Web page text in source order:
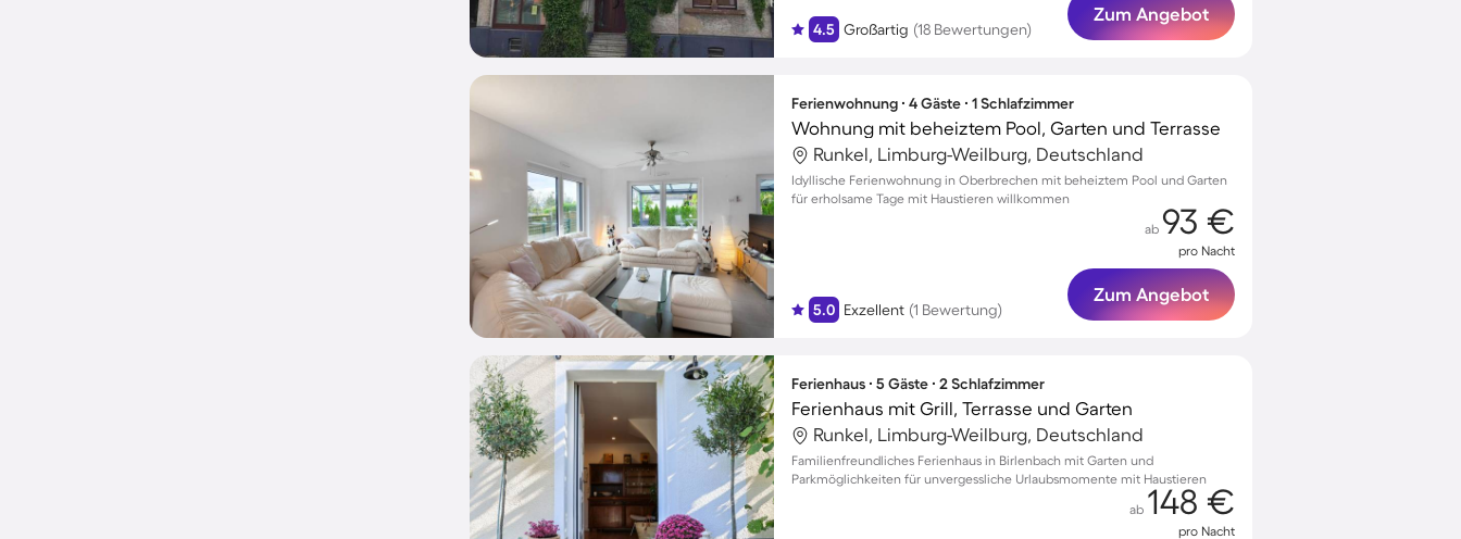
4.5 Großartig (18 Bewertungen)
Zum Angebot
Ferienwohnung ∙ 4 Gäste ∙ 1 Schlafzimmer
Wohnung mit beheiztem Pool, Garten und Terrasse
Runkel, Limburg-Weilburg, Deutschland
Idyllische Ferienwohnung in Oberbrechen mit beheiztem Pool und Garten
für erholsame Tage mit Haustieren willkommen
5.0 Exzellent (1 Bewertung)
ab 93 €
pro Nacht
Zum Angebot
Ferienhaus ∙ 5 Gäste ∙ 2 Schlafzimmer
Ferienhaus mit Grill, Terrasse und Garten
Runkel, Limburg-Weilburg, Deutschland
Familienfreundliches Ferienhaus in Birlenbach mit Garten und
Parkmöglichkeiten für unvergessliche Urlaubsmomente mit Haustieren
ab 148 €
pro Nacht